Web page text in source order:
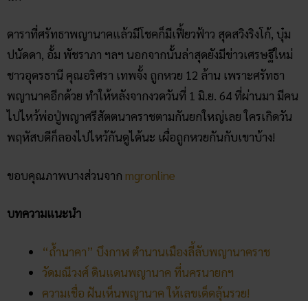
งาน การเงิน ความรัก พร้อมโชค
ลาภ
30/03/2026
สถิติหวยออกวันอาทิตย์ ตรวจ
หวยทุกงวด ค้นหาเลขเด็ดประจำ
วัน
30/03/2026
วันออกพรรษา
28/02/2026
28/02/2026